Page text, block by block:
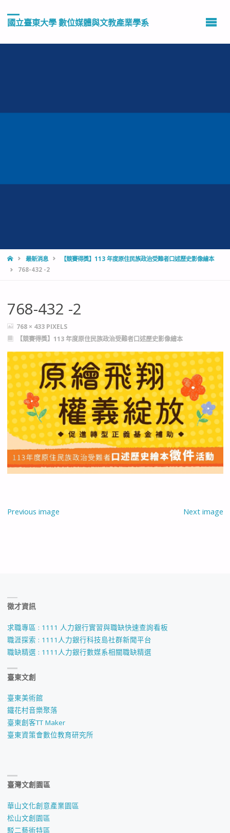
國立臺東大學 數位媒體與文教產業學系
HOME最新消息
【競賽得獎】113 年度原住民族政治受難者口述歷史影像繪本
768-432 -2
768-432 -2
FULL
SIZE
768 × 433 PIXELS
【競賽得獎】113 年度原住民族政治受難者口述歷史影像繪本
Previous image Next image
徵才資訊
求職專區 : 1111 人力銀行實習與職缺快速查詢看板
職涯探索 : 1111人力銀行科技島社群新聞平台
職缺精選 : 1111人力銀行數媒系相關職缺精選
臺東文創
臺東美術館
鐵花村音樂聚落
臺東創客TT Maker
臺東資策會數位教育研究所
臺灣文創園區
華山文化創意產業園區
松山文創園區
駁二藝術特區